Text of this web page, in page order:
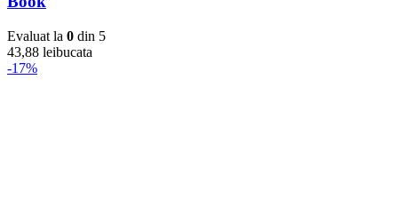
Evaluat la 0 din 5
43,88 leibucata
-17%